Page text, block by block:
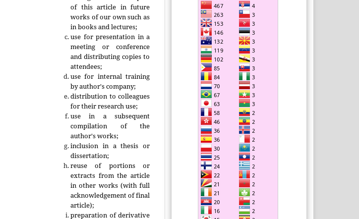
of this article in future
works of our own such as
in books and lectures;
use for presentation in a
meeting or conference
and distributing copies to
attendees;
use for internal training
by author's company;
distribution to colleagues
for their research use;
use in a subsequent
compilation of the
author's works;
inclusion in a thesis or
dissertation;
reuse of portions or
extracts from the article
in other works (with full
acknowledgement of final
article);
preparation of derivative